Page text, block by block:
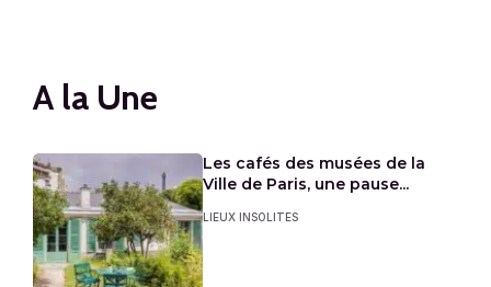
A la Une
Les cafés des musées de la
Ville de Paris, une pause...
LIEUX INSOLITES